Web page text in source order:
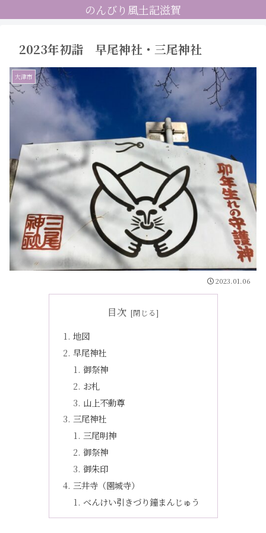
のんびり風土記滋賀
2023年初詣 早尾神社・三尾神社
大津市
2023.01.06
目次
地図
早尾神社
御祭神
お札
山上不動尊
三尾神社
三尾明神
御祭神
御朱印
三井寺（園城寺）
べんけい引きづり鐘まんじゅう